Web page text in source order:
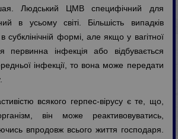
Людський ЦМВ специфічний для
в усьому світі. Більшість випадків
в субклінічній формі, але якщо у вагітної
первинна інфекція або відбувається
інфекції, то вона може передати
всякого герпес-вірусу є те, що,
він може реактивовуватись,
впродовж всього життя господаря.